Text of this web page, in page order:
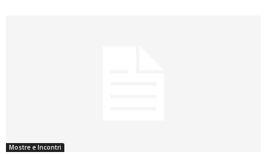
Mostre e Incontri